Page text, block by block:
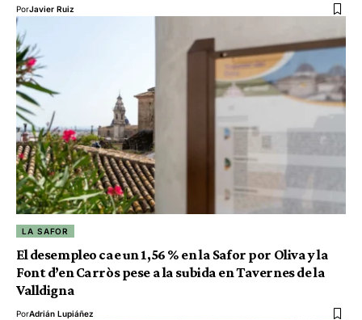
PorJavier Ruiz
LA SAFOR
El desempleo cae un 1,56 % en la Safor por Oliva y la
Font d’en Carròs pese a la subida en Tavernes de la
Valldigna
PorAdrián Lupiáñez